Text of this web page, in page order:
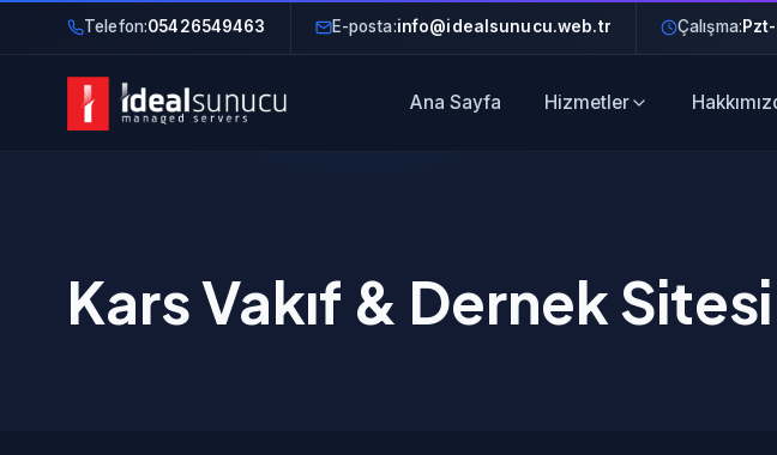
Telefon:05426549463 E-posta:info@idealsunucu.web.tr Çalışma:
Ana Sayfa Hizmetler
Kars Vakıf & Dernek Sitesi